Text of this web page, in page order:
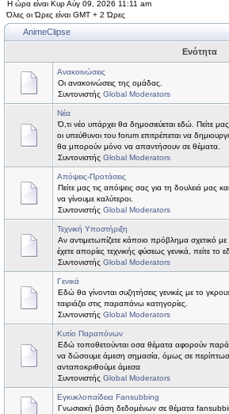
Η ώρα είναι Κυρ Αύγ 09, 2026 11:11 am
Όλες οι Ώρες είναι GMT + 2 Ώρες
AnimeClipse
Ενότητα
Ανακοινώσεις
Οι ανακοινώσεις της ομάδας.
Συντονιστής Global Moderators
Νέα
Ό,τι νέο υπάρχει θα δημοσιεύεται εδώ.
οι υπεύθυνοι του forum επιτρέπεται να
θα μπορούν μόνο να απαντήσουν σε θέματα.
Συντονιστής Global Moderators
Απόψεις-Προτάσεις
Πείτε μας τις απόψεις σας για τη δουλειά μας
να γίνουμε καλύτεροι.
Συντονιστής Global Moderators
Τεχνική Υποστήριξη
Αν αντιμετωπίζετε κάποιο πρόβλημα σχετικό
έχετε απορίες τεχνικής φύσεως γενικά, πείτε το
Συντονιστής Global Moderators
Γενικά
Εδώ θα γίνονται συζητήσεις γενικές με το
ταιριάζει στις παραπάνω κατηγορίες.
Συντονιστής Global Moderators
Κυτίο Παραπόνων
Εδώ τοποθετούνται οσα θέματα αφορούν
να δώσουμε άμεση σημασία, όμως σε
ανταποκριθούμε άμεσα
Συντονιστής Global Moderators
Εγκυκλοπαίδεια Fansubbing
Γνωσιακή βάση δεδομένων σε θέματα